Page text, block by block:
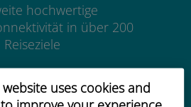
uses cookies and
hochwertige
in über 200
Reiseziele